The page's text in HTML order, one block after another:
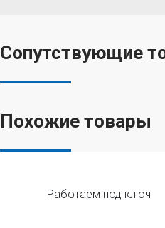
Сопутствующие
Похожие товары
Работаем под ключ